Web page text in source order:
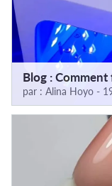
Blog :
par : Alina Hoyo -